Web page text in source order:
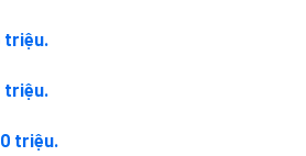
triệu.
triệu.
triệu.